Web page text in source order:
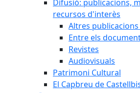
Difusió: publicacions,
recursos d'interès
Altres
Entre els
Revistes
Audiovisuals
Patrimoni Cultural
El Capbreu de